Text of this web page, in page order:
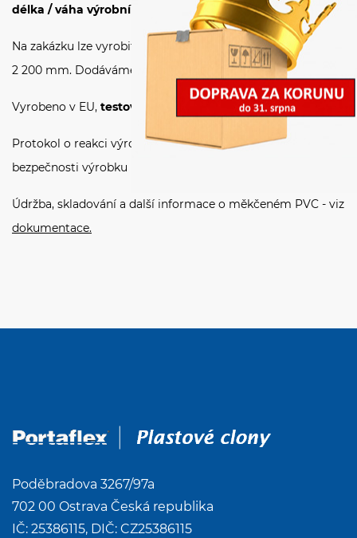
délka / váha výrobního nábalu: 50 m / 24 kg
Na zakázku lze vyrobit i jiné tloušťky a šířky PVC až do šíře
2 200 mm. Dodáváme celé nábaly i řezaný materiál.
Vyrobeno v EU, testováno ČR:
Protokol o reakci výrobku na oheň (PAVUS a. s.), Posudek o
bezpečnosti výrobku (
Údržba, skladování a další informace o měkčeném PVC - viz
dokumentace.
Poděbradova 3267/97a
702 00 Ostrava Česká republika
IČ: 25386115, DIČ: CZ25386115